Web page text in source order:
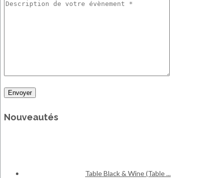
Nouveautés
Table Black & Wine (Table ...